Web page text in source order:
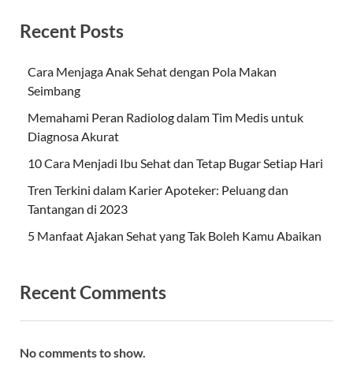
Recent Posts
Cara Menjaga Anak Sehat dengan Pola Makan
Seimbang
Memahami Peran Radiolog dalam Tim Medis untuk
Diagnosa Akurat
10 Cara Menjadi Ibu Sehat dan Tetap Bugar Setiap Hari
Tren Terkini dalam Karier Apoteker: Peluang dan
Tantangan di 2023
5 Manfaat Ajakan Sehat yang Tak Boleh Kamu Abaikan
Recent Comments
No comments to show.